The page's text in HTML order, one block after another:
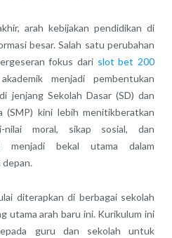
arah kebijakan pendidikan di
besar. Salah satu perubahan
fokus dari slot bet 200
menjadi pembentukan
jenjang Sekolah Dasar (SD) dan
(SMP) kini lebih menitikberatkan
nilai moral, sikap sosial, dan
menjadi bekal utama dalam
depan.
diterapkan di berbagai sekolah
utama arah baru ini. Kurikulum ini
guru dan sekolah untuk